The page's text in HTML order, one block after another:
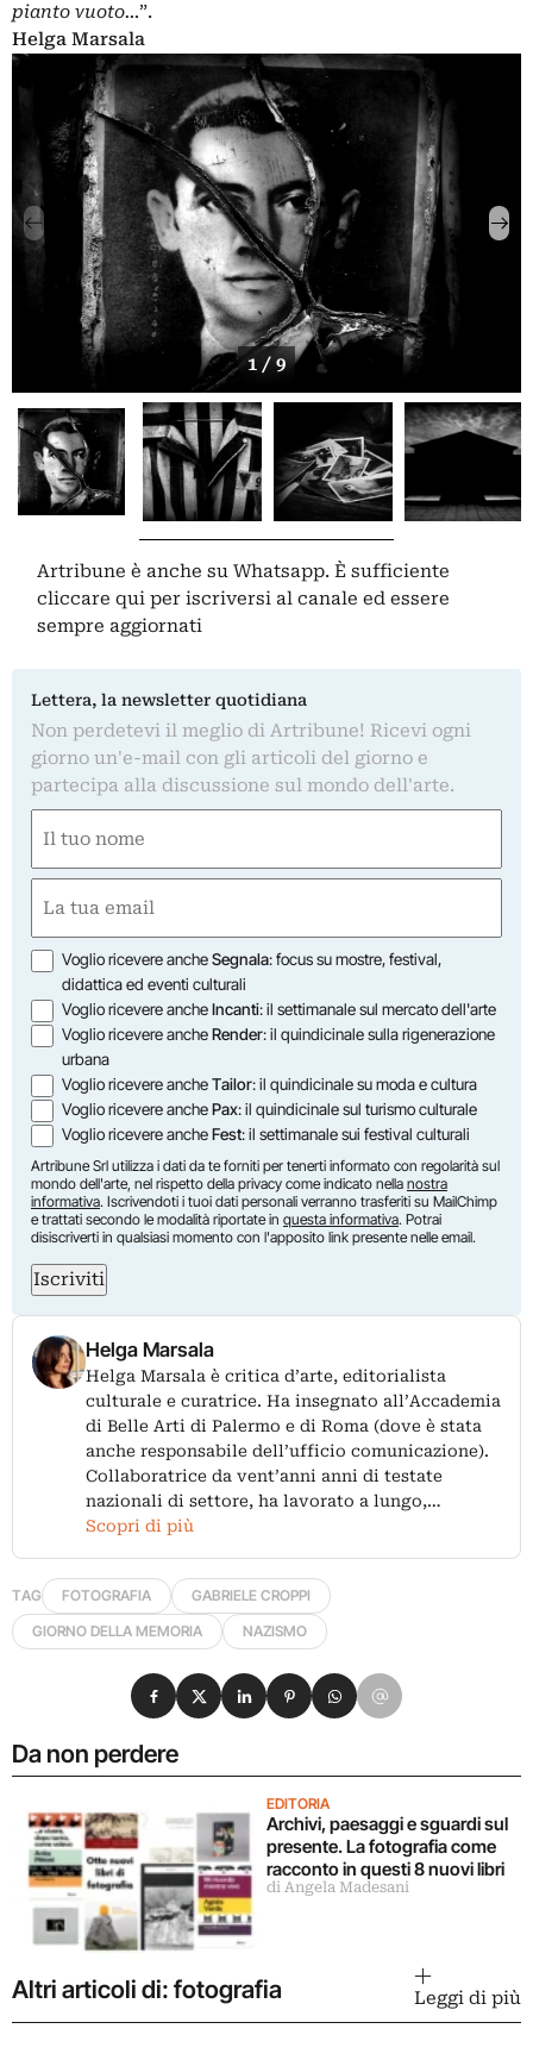
pianto vuoto…”.
Helga Marsala
1 / 9
Artribune è anche su Whatsapp. È sufficiente
cliccare qui per iscriversi al canale ed essere
sempre aggiornati
Lettera, la newsletter quotidiana
Non perdetevi il meglio di Artribune! Ricevi ogni
giorno un'e-mail con gli articoli del giorno e
partecipa alla discussione sul mondo dell'arte.
(Required)
First
(Required)
Opzioni
Voglio ricevere ancheSegnala: focus su mostre, festival,
didattica ed eventi culturali
Voglio ricevere ancheIncanti: il settimanale sul mercato dell'arte
Voglio ricevere ancheRender: il quindicinale sulla rigenerazione
urbana
Voglio ricevere ancheTailor: il quindicinale su moda e cultura
Voglio ricevere anchePax: il quindicinale sul turismo culturale
Voglio ricevere ancheFest: il settimanale sui festival culturali
Artribune Srl utilizza i dati da te forniti per tenerti informato con regolarità sul
mondo dell'arte, nel rispetto della privacy come indicato nella nostra
informativa. Iscrivendoti i tuoi dati personali verranno trasferiti su MailChimp
e trattati secondo le modalità riportate in questa informativa. Potrai
disiscriverti in qualsiasi momento con l'apposito link presente nelle email.
Iscriviti
Helga Marsala
Helga Marsala è critica d’arte, editorialista
culturale e curatrice. Ha insegnato all’Accademia
di Belle Arti di Palermo e di Roma (dove è stata
anche responsabile dell’ufficio comunicazione).
Collaboratrice da vent’anni anni di testate
nazionali di settore, ha lavorato a lungo,…
Scopri di più
TAG FOTOGRAFIA
GABRIELE CROPPI
GIORNO DELLA MEMORIA
NAZISMO
Da non perdere
EDITORIA
Archivi, paesaggi e sguardi sul
presente. La fotografia come
racconto in questi 8 nuovi libri
di Angela Madesani
Condividi su Facebook
Condividi su X
Condividi su LinkedIn
Condividi su Pinterest
Condividi su WhatsApp
Condividi su Email
Altri articoli di: fotografia Leggi di più